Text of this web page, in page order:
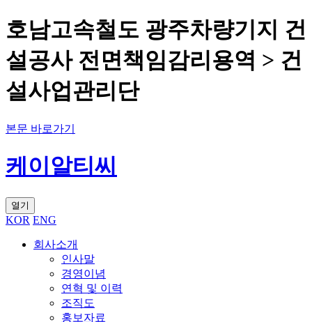
호남고속철도 광주차량기지 건
설공사 전면책임감리용역 > 건
설사업관리단
본문 바로가기
케이알티씨
열기
KOR ENG
회사소개
인사말
경영이념
연혁 및 이력
조직도
홍보자료